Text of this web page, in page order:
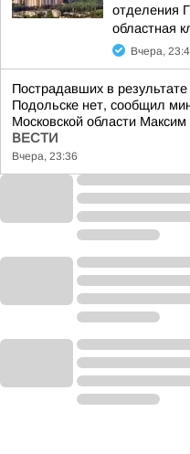
отделения
областная
Вчера,
Пострадавших в
Подольске нет, сообщил
Московской области
ВЕСТИ
Вчера, 23:36